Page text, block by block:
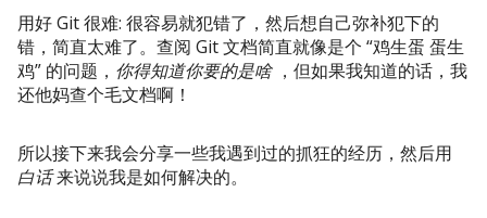
用好 Git 很难: 很容易就犯错了，然后想自己弥补犯下的
错，简直太难了。查阅 Git 文档简直就像是个 “鸡生蛋 蛋生
鸡” 的问题， 你得知道你要的是啥，但如果我知道的话，我
还他妈查个毛文档啊！
所以接下来我会分享一些我遇到过的抓狂的经历，然后用
白话来说说我是如何解决的。